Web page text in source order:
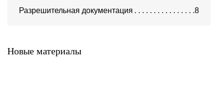
Разрешительная документация
8
Новые материалы